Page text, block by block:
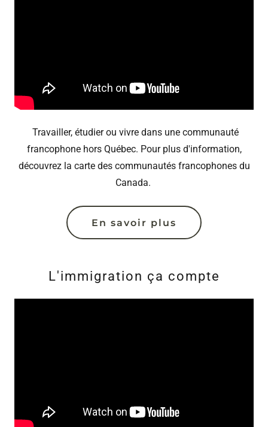
Travailler, étudier ou vivre dans une communauté
francophone hors Québec. Pour plus d'information,
découvrez la carte des communautés francophones du
Canada.
En savoir plus
L'immigration ça compte